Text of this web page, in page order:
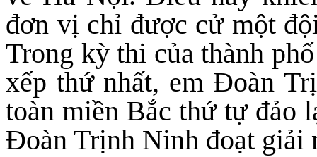
đơn vị chỉ được cử một
Trong kỳ thi của thành
xếp thứ nhất, em Đoàn
toàn miền Bắc thứ tự đảo
Đoàn Trịnh Ninh đoạt giải